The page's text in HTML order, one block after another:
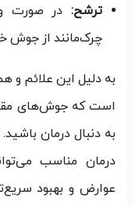
ترشح: در صورت
چرک‌مانند از جوش
به دلیل این علائم
است که جوش‌های
به دنبال درمان
درمان مناسب
عوارض و بهبود